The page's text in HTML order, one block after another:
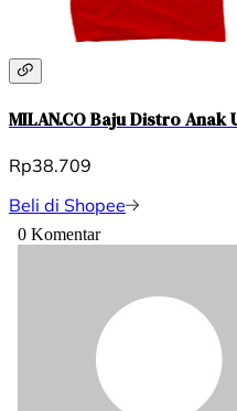
MILAN.CO Baju Distro Anak
Rp38.709
Beli di Shopee